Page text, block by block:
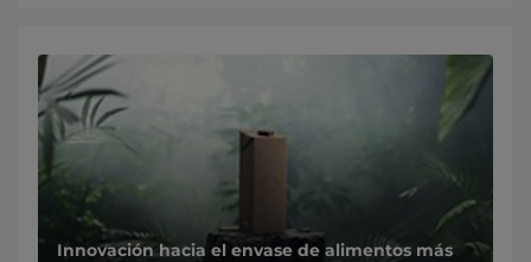
Innovación hacia el envase de alimentos más